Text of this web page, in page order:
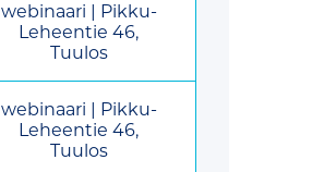
webinaari | Pikku-
Leheentie 46,
Tuulos
webinaari | Pikku-
Leheentie 46,
Tuulos